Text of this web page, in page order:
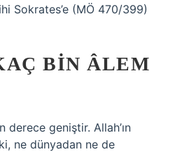
Sokrates’e (MÖ 470/399)
BIN ÂLEM
geniştir. Allah’ın
ne dünyadan ne de